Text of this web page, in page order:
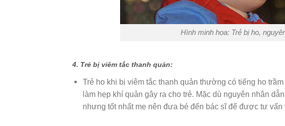
Hình minh họa: Trẻ bị ho,
4. Trẻ bị viêm tắc thanh quản:
Trẻ ho khi bị viêm tắc thanh quản thường có tiếng ho
làm hẹp khí quản gây ra cho trẻ. Mặc dù nguyên nhân
nhưng tốt nhất mẹ nên đưa bé đến bác sĩ để được tư vấn